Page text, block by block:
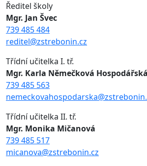
Ředitel školy
Mgr. Jan Švec
739 485 484
reditel@zstrebonin.cz
Třídní učitelka I. tř.
Mgr. Karla Němečková Hospodářská
739 485 563
Třídní učitelka II. tř.
Mgr. Monika Mičanová
739 485 517
micanova@zstrebonin.cz